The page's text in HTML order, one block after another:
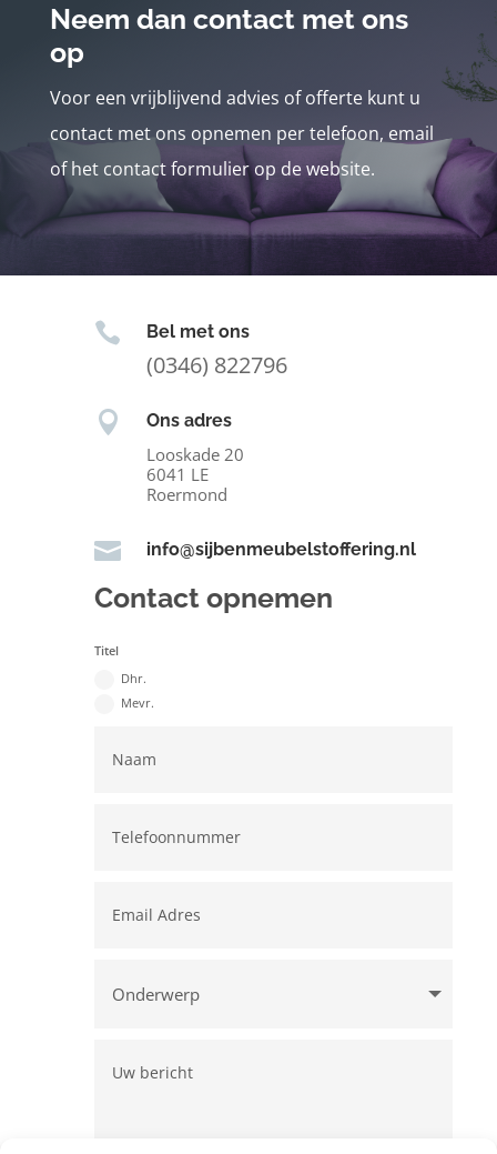
Neem dan contact met ons
op
Voor een vrijblijvend advies of offerte kunt u
contact met ons opnemen per telefoon, email
of het contact formulier op de website.
 Bel met ons
(0346) 822796
 Ons adres
Looskade 20
6041 LE
Roermond
 info@sijbenmeubelstoffering.nl
Contact opnemen
Titel
Dhr.
Mevr.